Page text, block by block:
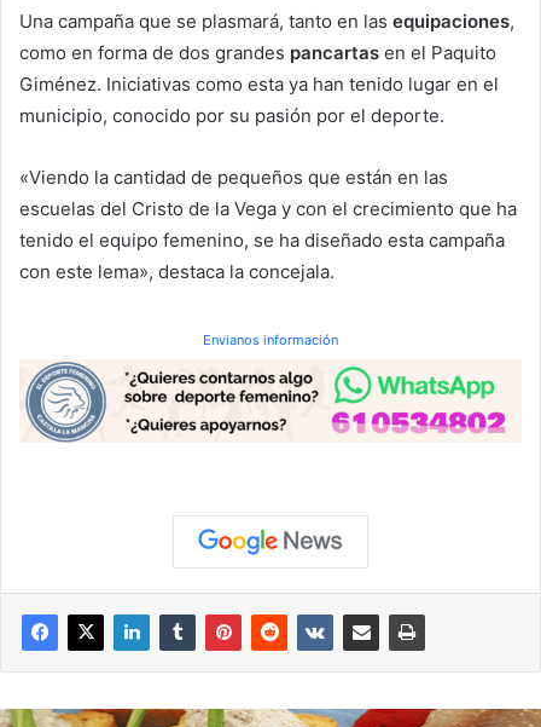
Una campaña que se plasmará, tanto en las equipaciones,
como en forma de dos grandes pancartas en el Paquito
Giménez. Iniciativas como esta ya han tenido lugar en el
municipio, conocido por su pasión por el deporte.
«Viendo la cantidad de pequeños que están en las
escuelas del Cristo de la Vega y con el crecimiento que ha
tenido el equipo femenino, se ha diseñado esta campaña
con este lema», destaca la concejala.
Envianos información